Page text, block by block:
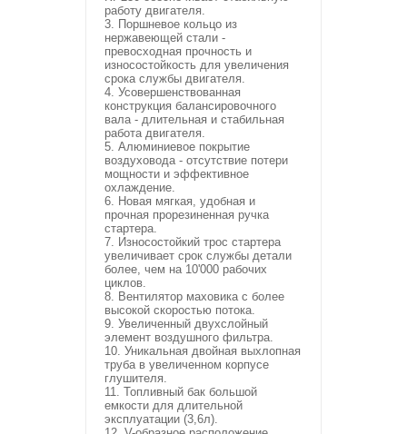
работу двигателя.
3. Поршневое кольцо из
нержавеющей стали -
превосходная прочность и
износостойкость для увеличения
срока службы двигателя.
4. Усовершенствованная
конструкция балансировочного
вала - длительная и стабильная
работа двигателя.
5. Алюминиевое покрытие
воздуховода - отсутствие потери
мощности и эффективное
охлаждение.
6. Новая мягкая, удобная и
прочная прорезиненная ручка
стартера.
7. Износостойкий трос стартера
увеличивает срок службы детали
более, чем на 10'000 рабочих
циклов.
8. Вентилятор маховика с более
высокой скоростью потока.
9. Увеличенный двухслойный
элемент воздушного фильтра.
10. Уникальная двойная выхлопная
труба в увеличенном корпусе
глушителя.
11. Топливный бак большой
емкости для длительной
эксплуатации (3,6л).